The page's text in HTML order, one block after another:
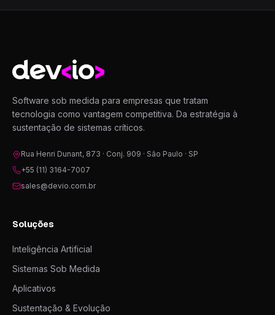
Devio
Software sob medida para empresas que tratam
tecnologia como vantagem competitiva. Da estratégia à
sustentação de sistemas críticos.
Rua Henri Dunant, 873 · Conj. 909 · São Paulo · SP
+55 (11) 3164-7007
sales@devio.com.br
Soluções
Inteligência Artificial
Sistemas Sob Medida
Aplicativos
Sustentação & Evolução